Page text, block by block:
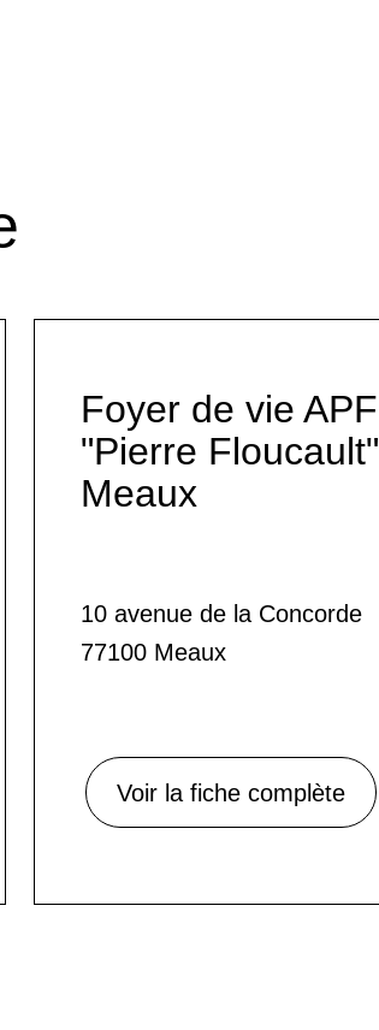
Foyer de vie APF
"Pierre Floucault"
Meaux
10 avenue de la Concorde
77100 Meaux
Voir la fiche complète